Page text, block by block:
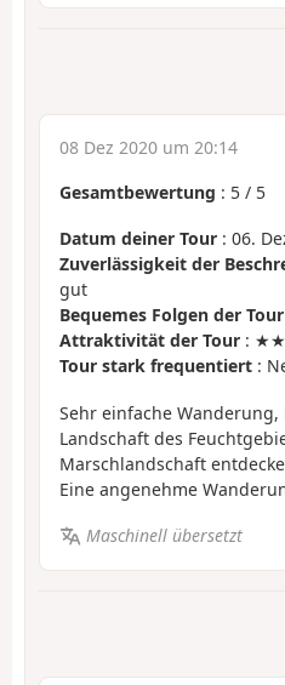
08 Dez 2020 um 20:14
Gesamtbewertung : 5 / 5
Datum deiner Tour : 06.
Zuverlässigkeit der
gut
Bequemes Folgen der Tour
Attraktivität der Tour :
Tour stark frequentiert :
Sehr einfache
Landschaft des
Marschlandschaft
Eine angenehme
Maschinell übersetzt